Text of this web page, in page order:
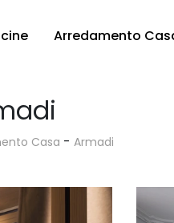
Arredamento
Casa - Armadi